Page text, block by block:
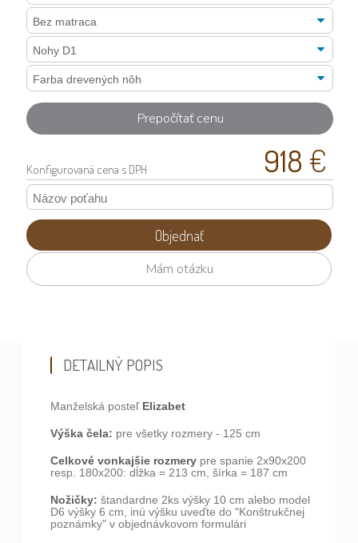
Prepočítať cenu
Konfigurovaná cena s DPH 918 €
Objednať
Mám otázku
DETAILNÝ POPIS
Manželská posteľ Elizabet
Výška čela: pre všetky rozmery - 125 cm
Celkové vonkajšie rozmery pre spanie 2x90x200
resp. 180x200: dĺžka = 213 cm, šírka = 187 cm
Nožičky: štandardne 2ks výšky 10 cm alebo model
D6 výšky 6 cm, inú výšku uveďte do "Konštrukčnej
poznámky" v objednávkovom formulári